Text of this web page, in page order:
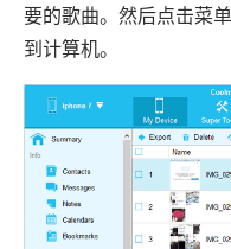
要的歌曲。然后点击菜
到计算机。